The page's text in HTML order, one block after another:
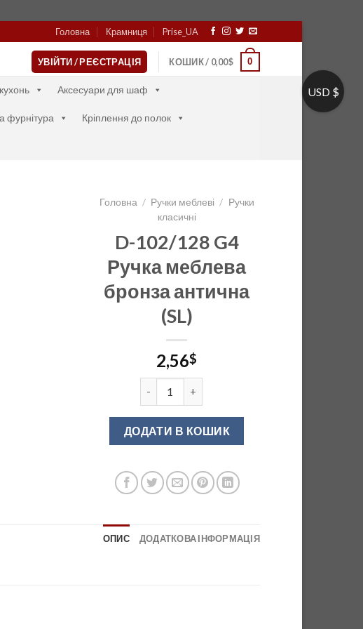
Головна Крамниця Prise_UA
УВІЙТИ / РЕЄСТРАЦІЯ КОШИК / 0,00$ 0
Аксесуари для шаф
фурнітура Кріплення до полок
Головна / Ручки меблеві / Ручки
класичні
D-102/128 G4
Ручка меблева
бронза антична
(SL)
2,56$
ДОДАТИ В КОШИК
ОПИС ДОДАТКОВА ІНФОРМАЦІЯ
USD $